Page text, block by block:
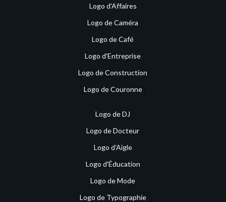
Logo d'Affaires
Logo de Caméra
Logo de Café
Logo d'Entreprise
Logo de Construction
Logo de Couronne
Logo de DJ
Logo de Docteur
Logo d'Aigle
Logo d'Éducation
Logo de Mode
Logo de Typographie